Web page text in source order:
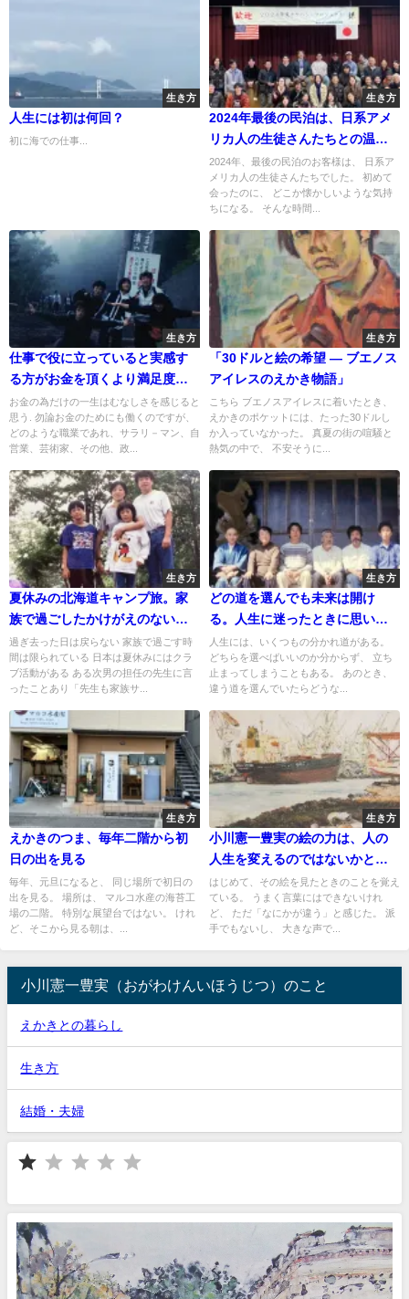
生き方
人生には初は何回？
初に海での仕事...
生き方
2024年最後の民泊は、日系アメ
リカ人の生徒さんたちとの温か
い時間でした
2024年、最後の民泊のお客様は、 日系ア
メリカ人の生徒さんたちでした。 初めて
会ったのに、 どこか懐かしいような気持
ちになる。 そんな時間...
生き方
仕事で役に立っていると実感す
る方がお金を頂くより満足度あ
り
お金の為だけの一生はむなしさを感じると
思う. 勿論お金のためにも働くのですが、
どのような職業であれ、サラリ－マン、自
営業、芸術家、その他、政...
生き方
「30ドルと絵の希望 — ブエノス
アイレスのえかき物語」
こちら ブエノスアイレスに着いたとき、
えかきのポケットには、たった30ドルし
か入っていなかった。 真夏の街の喧騒と
熱気の中で、 不安そうに...
生き方
夏休みの北海道キャンプ旅。家
族で過ごしたかけがえのない時
間
過ぎ去った日は戻らない 家族で過ごす時
間は限られている 日本は夏休みにはクラ
ブ活動がある ある次男の担任の先生に言
ったことあり「先生も家族サ...
生き方
どの道を選んでも未来は開け
る。人生に迷ったときに思い出
したいこと
人生には、いくつもの分かれ道がある。
どちらを選べばいいのか分からず、 立ち
止まってしまうこともある。 あのとき、
違う道を選んでいたらどうな...
生き方
えかきのつま、毎年二階から初
日の出を見る
毎年、元旦になると、 同じ場所で初日の
出を見る。 場所は、 マルコ水産の海苔工
場の二階。 特別な展望台ではない。 けれ
ど、そこから見る朝は、...
生き方
小川憲一豊実の絵の力は、人の
人生を変えるのではないかと思
う
はじめて、その絵を見たときのことを覚え
ている。 うまく言葉にはできないけれ
ど、 ただ「なにかが違う」と感じた。 派
手でもないし、 大きな声で...
小川憲一豊実（おがわけんいほうじつ）のこと
えかきとの暮らし
生き方
結婚・夫婦